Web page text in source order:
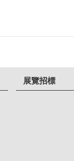
展覽招標